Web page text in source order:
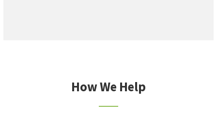
How We Help